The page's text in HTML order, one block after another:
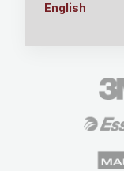
English